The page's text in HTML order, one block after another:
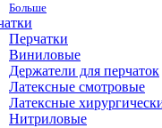
Больше
Перчатки
Виниловые
Держатели для перчаток
Латексные смотровые
Латексные
Нитриловые